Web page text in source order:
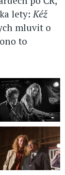
lety:Kéž
mluvit o
to